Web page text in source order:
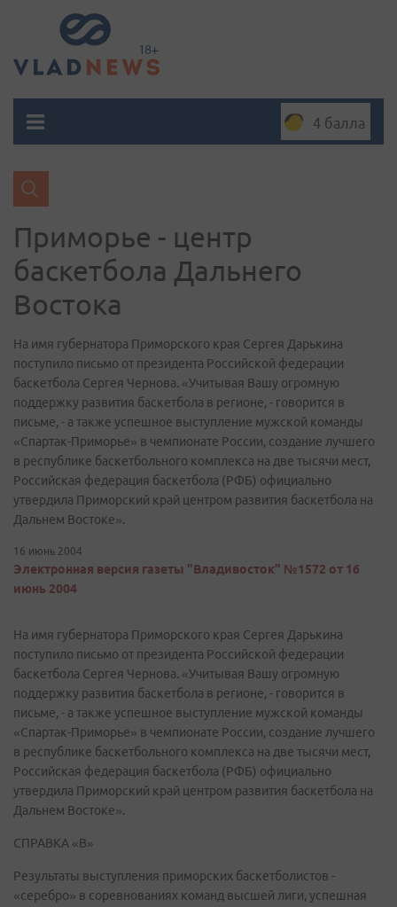
4 балла
Приморье - центр
баскетбола Дальнего
Востока
На имя губернатора Приморского края Сергея Дарькина
поступило письмо от президента Российской федерации
баскетбола Сергея Чернова. «Учитывая Вашу огромную
поддержку развития баскетбола в регионе, - говорится в
письме, - а также успешное выступление мужской команды
«Спартак-Приморье» в чемпионате России, создание лучшего
в республике баскетбольного комплекса на две тысячи мест,
Российская федерация баскетбола (РФБ) официально
утвердила Приморский край центром развития баскетбола на
Дальнем Востоке».
16 июнь 2004
Электронная версия газеты "Владивосток" №1572 от 16
июнь 2004
На имя губернатора Приморского края Сергея Дарькина
поступило письмо от президента Российской федерации
баскетбола Сергея Чернова. «Учитывая Вашу огромную
поддержку развития баскетбола в регионе, - говорится в
письме, - а также успешное выступление мужской команды
«Спартак-Приморье» в чемпионате России, создание лучшего
в республике баскетбольного комплекса на две тысячи мест,
Российская федерация баскетбола (РФБ) официально
утвердила Приморский край центром развития баскетбола на
Дальнем Востоке».
СПРАВКА «В»
Результаты выступления приморских баскетболистов -
«серебро» в соревнованиях команд высшей лиги, успешная